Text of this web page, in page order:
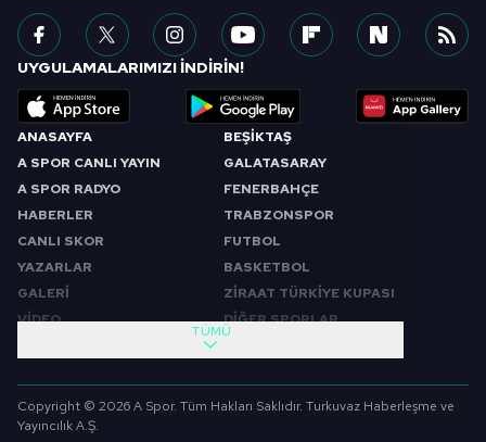
ANASAYFA
A SPOR CANLI YAYIN
A SPOR RADYO
HABERLER
CANLI SKOR
YAZARLAR
GALERİ
VİDEO
BEŞİKTAŞ
GALATASARAY
FENERBAHÇE
TRABZONSPOR
FUTBOL
BASKETBOL
ZİRAAT TÜRKİYE KUPASI
DİĞER SPORLAR
SABAH SPORU
SPOR GÜNDEMİ
FUTBOL
TÜMÜ
UYGULAMALARIMIZI İNDİRİN!
Copyright © 2026 A Spor. Tüm Hakları Saklıdır. Turkuvaz Haberleşme ve
Yayıncılık A.Ş.